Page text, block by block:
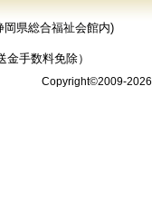
岡県総合福祉会館内)
手数料免除）
Copyright©2009-